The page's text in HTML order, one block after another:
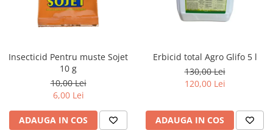
Insecticid Pentru muste Sojet
10 g
10,00 Lei
6,00 Lei
ADAUGA IN COS
Erbicid total Agro Glifo 5 l
130,00 Lei
120,00 Lei
ADAUGA IN COS